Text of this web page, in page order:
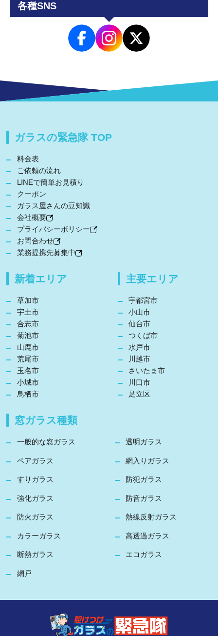
各種SNS
ガラスの緊急隊 TOP
料金表
ご依頼の流れ
LINEで簡単お見積り
クーポン
ガラス屋さんの豆知識
会社概要
プライバシーポリシー
お問合わせ
業務提携先募集中
新着エリア
草加市
宇土市
合志市
菊池市
山鹿市
荒尾市
玉名市
小城市
鳥栖市
主要エリア
宇都宮市
小山市
仙台市
つくば市
水戸市
川越市
さいたま市
川口市
足立区
窓ガラス種類
一般的な窓ガラス 透明ガラス
ペアガラス 網入りガラス
すりガラス 防犯ガラス
強化ガラス 防音ガラス
防火ガラス 熱線反射ガラス
カラーガラス 高透過ガラス
断熱ガラス エコガラス
網戸